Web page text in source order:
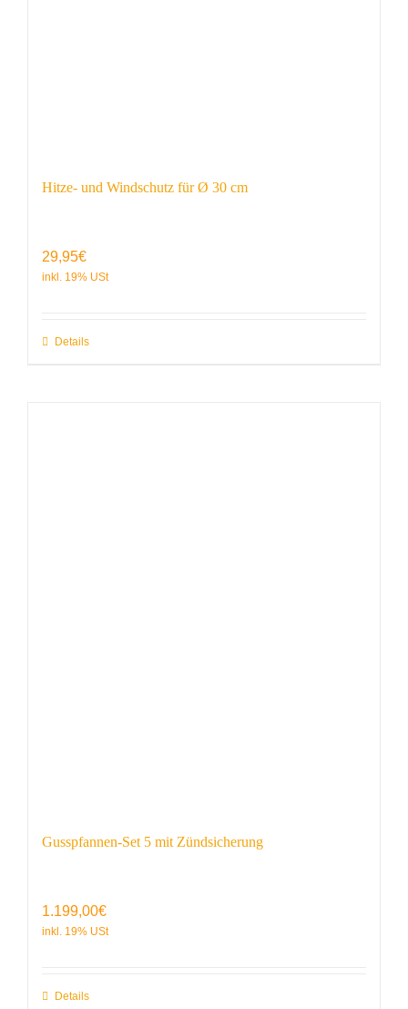
Hitze- und Windschutz für Ø 30 cm
29,95€
Details
Gusspfannen-Set 5 mit Zündsicherung
1.199,00€
Details